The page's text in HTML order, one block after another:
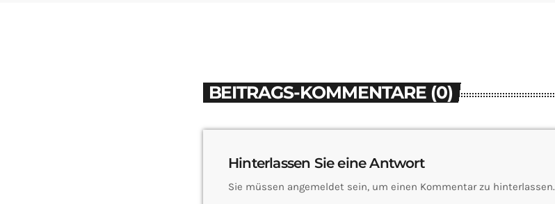
BEITRAGS-KOMMENTARE (0)
Hinterlassen Sie eine Antwort
Sie müssen angemeldet sein, um einen Kommentar zu hinterlassen.